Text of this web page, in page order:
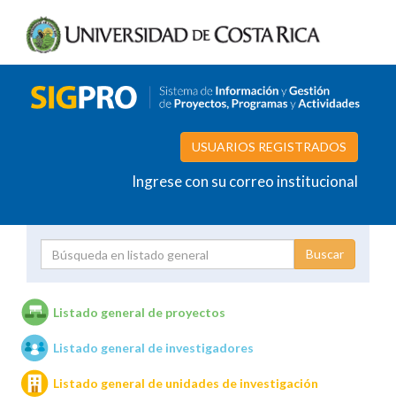
USUARIOS REGISTRADOS
Ingrese con su correo institucional
Unidades de investigación
Listado general de proyectos
Listado general de investigadores
Listado general de unidades de investigación